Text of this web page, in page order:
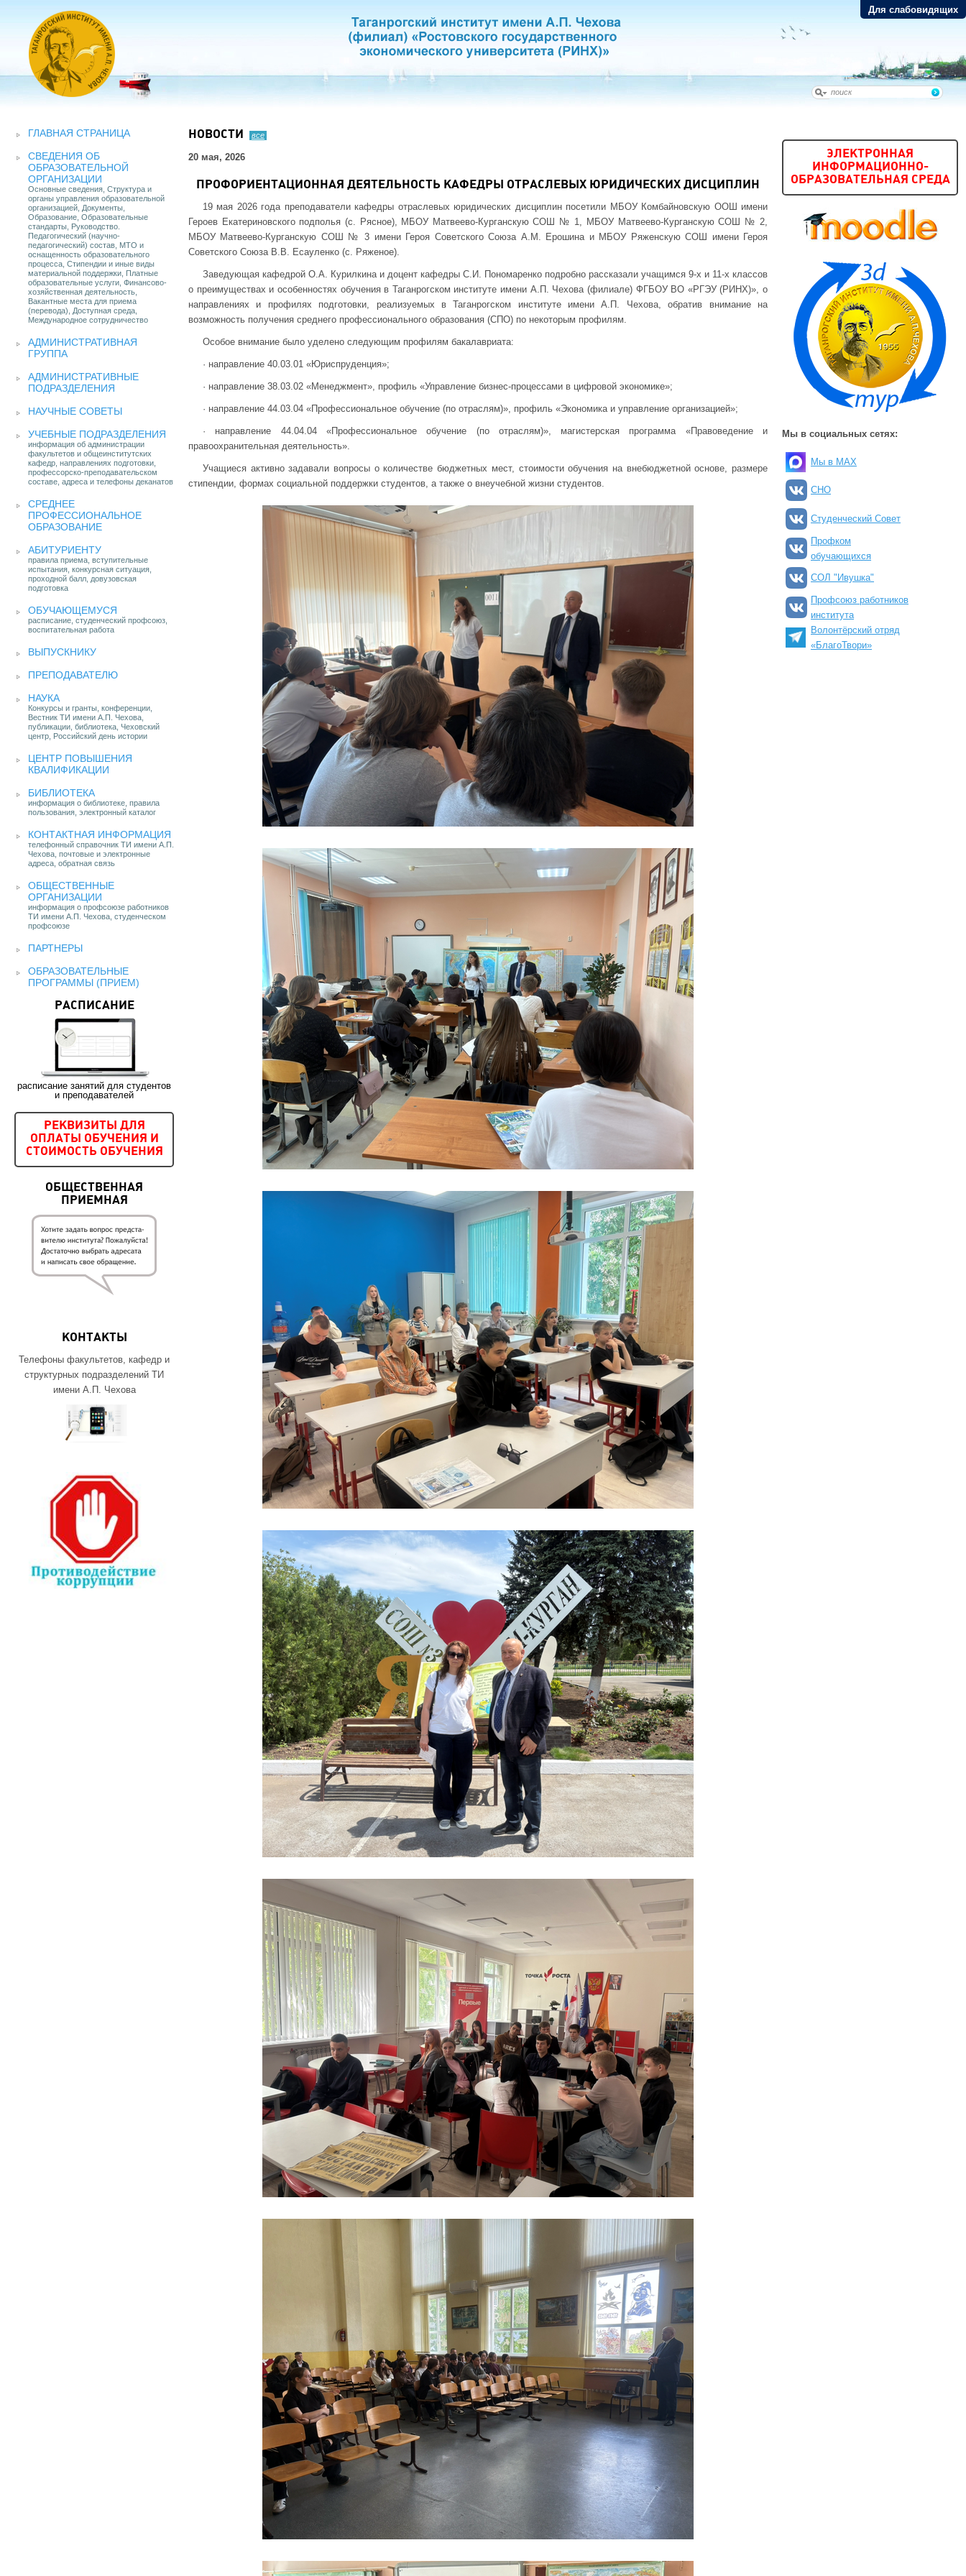
Для слабовидящих
ГЛАВНАЯ СТРАНИЦА
СВЕДЕНИЯ ОБ
ОБРАЗОВАТЕЛЬНОЙ
ОРГАНИЗАЦИИ
Основные сведения, Структура и
органы управления образовательной
организацией, Документы,
Образование, Образовательные
стандарты, Руководство.
Педагогический (научно-
педагогический) состав, МТО и
оснащенность образовательного
процесса, Стипендии и иные виды
материальной поддержки, Платные
образовательные услуги, Финансово-
хозяйственная деятельность,
Вакантные места для приема
(перевода), Доступная среда,
Международное сотрудничество
АДМИНИСТРАТИВНАЯ
ГРУППА
АДМИНИСТРАТИВНЫЕ
ПОДРАЗДЕЛЕНИЯ
НАУЧНЫЕ СОВЕТЫ
УЧЕБНЫЕ ПОДРАЗДЕЛЕНИЯ
информация об администрации
факультетов и общеинститутских
кафедр, направлениях подготовки,
профессорско-преподавательском
составе, адреса и телефоны деканатов
СРЕДНЕЕ
ПРОФЕССИОНАЛЬНОЕ
ОБРАЗОВАНИЕ
АБИТУРИЕНТУ
правила приема, вступительные
испытания, конкурсная ситуация,
проходной балл, довузовская
подготовка
ОБУЧАЮЩЕМУСЯ
расписание, студенческий профсоюз,
воспитательная работа
ВЫПУСКНИКУ
ПРЕПОДАВАТЕЛЮ
НАУКА
Конкурсы и гранты, конференции,
Вестник ТИ имени А.П. Чехова,
публикации, библиотека, Чеховский
центр, Российский день истории
ЦЕНТР ПОВЫШЕНИЯ
КВАЛИФИКАЦИИ
БИБЛИОТЕКА
информация о библиотеке, правила
пользования, электронный каталог
КОНТАКТНАЯ ИНФОРМАЦИЯ
телефонный справочник ТИ имени А.П.
Чехова, почтовые и электронные
адреса, обратная связь
ОБЩЕСТВЕННЫЕ
ОРГАНИЗАЦИИ
информация о профсоюзе работников
ТИ имени А.П. Чехова, студенческом
профсоюзе
ПАРТНЕРЫ
ОБРАЗОВАТЕЛЬНЫЕ
ПРОГРАММЫ (ПРИЕМ)
РАСПИСАНИЕ
расписание занятий для студентов
и преподавателей
РЕКВИЗИТЫ ДЛЯ
ОПЛАТЫ ОБУЧЕНИЯ И
СТОИМОСТЬ ОБУЧЕНИЯ
ОБЩЕСТВЕННАЯ
ПРИЕМНАЯ
КОНТАКТЫ
Телефоны факультетов, кафедр и
структурных подразделений ТИ
имени А.П. Чехова
НОВОСТИ все
20 мая, 2026
ПРОФОРИЕНТАЦИОННАЯ ДЕЯТЕЛЬНОСТЬ КАФЕДРЫ ОТРАСЛЕВЫХ ЮРИДИЧЕСКИХ ДИСЦИПЛИН
19 мая 2026 года преподаватели кафедры отраслевых юридических дисциплин посетили МБОУ Комбайновскую ООШ имени
Героев Екатериновского подполья (с. Рясное), МБОУ Матвеево-Курганскую СОШ № 1, МБОУ Матвеево-Курганскую СОШ № 2,
МБОУ Матвеево-Курганскую СОШ № 3 имени Героя Советского Союза А.М. Ерошина и МБОУ Ряженскую СОШ имени Героя
Советского Союза В.В. Есауленко (с. Ряженое).
Заведующая кафедрой О.А. Курилкина и доцент кафедры С.И. Пономаренко подробно рассказали учащимся 9-х и 11-х классов
о преимуществах и особенностях обучения в Таганрогском институте имени А.П. Чехова (филиале) ФГБОУ ВО «РГЭУ (РИНХ)», о
направлениях и профилях подготовки, реализуемых в Таганрогском институте имени А.П. Чехова, обратив внимание на
возможность получения среднего профессионального образования (СПО) по некоторым профилям.
Особое внимание было уделено следующим профилям бакалавриата:
· направление 40.03.01 «Юриспруденция»;
· направление 38.03.02 «Менеджмент», профиль «Управление бизнес-процессами в цифровой экономике»;
· направление 44.03.04 «Профессиональное обучение (по отраслям)», профиль «Экономика и управление организацией»;
· направление 44.04.04 «Профессиональное обучение (по отраслям)», магистерская программа «Правоведение и
правоохранительная деятельность».
Учащиеся активно задавали вопросы о количестве бюджетных мест, стоимости обучения на внебюджетной основе, размере
стипендии, формах социальной поддержки студентов, а также о внеучебной жизни студентов.
ЭЛЕКТРОННАЯ
ИНФОРМАЦИОННО-
ОБРАЗОВАТЕЛЬНАЯ СРЕДА
Мы в социальных сетях:
Мы в MAX
СНО
Студенческий Совет
Профком
обучающихся
СОЛ "Ивушка"
Профсоюз работников
института
Волонтёрский отряд
«БлагоТвори»